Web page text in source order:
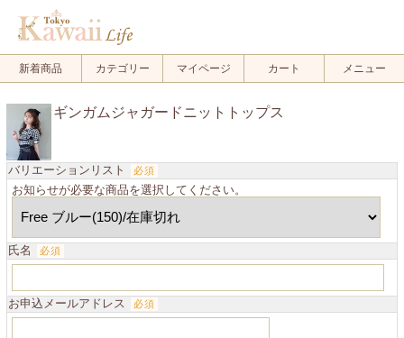
新着商品 カテゴリー マイページ カート メニュー
ギンガムジャガードニットトップス
バリエーションリスト 必須
お知らせが必要な商品を選択してください。
氏名 必須
お申込メールアドレス 必須